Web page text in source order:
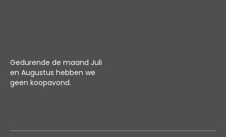
Gedurende de maand Juli
en Augustus hebben we
geen koopavond.